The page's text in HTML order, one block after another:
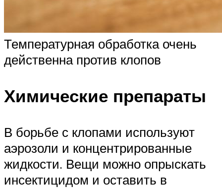
Температурная обработка очень
действенна против клопов
Химические препараты
В борьбе с клопами используют
аэрозоли и концентрированные
жидкости. Вещи можно опрыскать
инсектицидом и оставить в